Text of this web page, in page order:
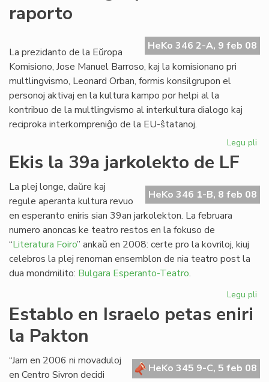
en
raporto
HeKo 346 2-A, 9 feb 08
La prezidanto de la Eŭropa
Komisiono, Jose Manuel Barroso, kaj la komisionano pri
multlingvismo, Leonard Orban, formis konsilgrupon el
personoj aktivaj en la kultura kampo por helpi al la
kontribuo de la multlingvismo al interkultura dialogo kaj
reciproka interkompreniĝo de la EU-ŝtatanoj.
Legu pli
Ekis la 39a jarkolekto de LF
HeKo 346 1-B, 8 feb 08
La plej longe, daŭre kaj
regule aperanta kultura revuo
en esperanto eniris sian 39an jarkolekton. La februara
numero anoncas ke teatro restos en la fokuso de
“Literatura Foiro” ankaŭ en 2008: certe pro la kovriloj, kiuj
celebros la plej renoman ensemblon de nia teatro post la
dua mondmilito: Bulgara Esperanto-Teatro.
Legu pli
de
Establo en Israelo petas eniri
la Pakton
HeKo 345 9-C, 5 feb 08
“Jam en 2006 ni movaduloj
en Centro Sivron decidi